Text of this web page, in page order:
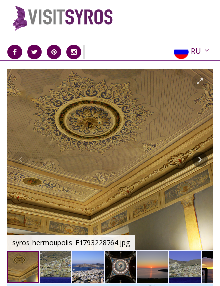
RU
EN
EL
FR
DE
IT
ES
CN
syros_hermoupolis_F1793228764.jpg